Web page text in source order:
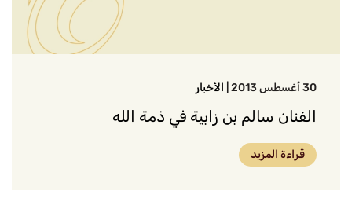
30 أغسطس 2013 الأخبار
الفنان سالم بن زابية في ذمة الله
قراءة المزيد